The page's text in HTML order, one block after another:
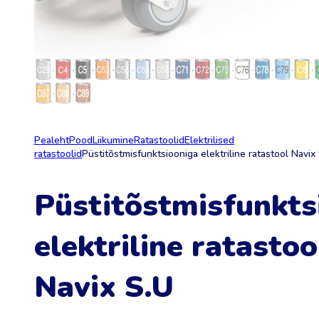
PealehtPoodLiikumineRatastoolidElektrilised
ratastoolidPüstitõstmisfunktsiooniga elektriline ratastool Navix
elektriline
Navix S.U